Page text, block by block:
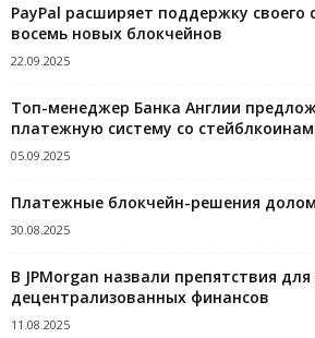
PayPal расширяет поддержку своего
восемь новых блокчейнов
22.09.2025
Топ-менеджер Банка Англии
платежную систему со
05.09.2025
Платежные блокчейн-решения
30.08.2025
В JPMorgan назвали препятствия
децентрализованных финансов
11.08.2025